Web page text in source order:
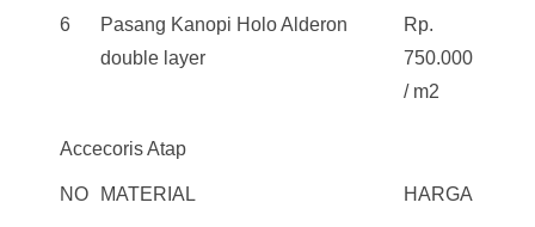
6
Pasang Kanopi Holo Alderon
double layer
Rp.
750.000
/ m2
Accecoris Atap
NO MATERIAL HARGA